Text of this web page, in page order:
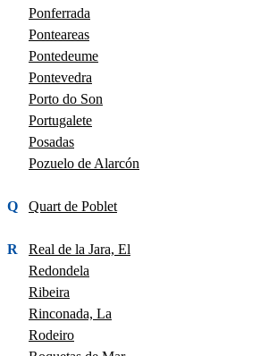
Ponferrada
Ponteareas
Pontedeume
Pontevedra
Porto do Son
Portugalete
Posadas
Pozuelo de Alarcón
Q Quart de Poblet
R
Real de la Jara, El
Redondela
Ribeira
Rinconada, La
Rodeiro